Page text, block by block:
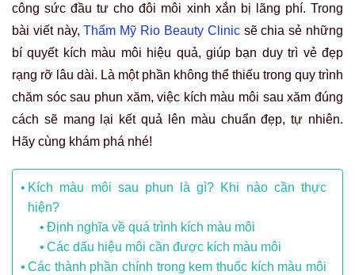
công sức đầu tư cho đôi môi xinh xắn bị lãng phí. Trong
bài viết này,Thẩm Mỹ Rio Beauty Clinicsẽ chia sẻ những
bí quyết kích màu môi hiệu quả, giúp bạn duy trì vẻ đẹp
rạng rỡ lâu dài. Là một phần không thể thiếu trong quy trình
chăm sóc sau phun xăm, việc kích màu môi sau xăm đúng
cách sẽ mang lại kết quả lên màu chuẩn đẹp, tự nhiên.
Hãy cùng khám phá nhé!
Kích màu môi sau phun là gì? Khi nào cần thực
hiện?
Định nghĩa về quá trình kích màu môi
Các dấu hiệu môi cần được kích màu môi
Các thành phần chính trong kem thuốc kích màu môi